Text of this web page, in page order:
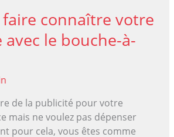
connaître votre
le bouche-à-
de la publicité pour votre
mais ne voulez pas dépenser
pour cela, vous êtes comme